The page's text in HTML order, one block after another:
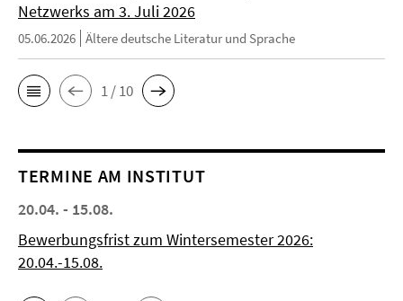
Netzwerks am 3. Juli 2026
05.06.2026 Ältere deutsche Literatur und Sprache
1 / 10
TERMINE AM INSTITUT
20.04. - 15.08.
Bewerbungsfrist zum Wintersemester 2026:
20.04.-15.08.